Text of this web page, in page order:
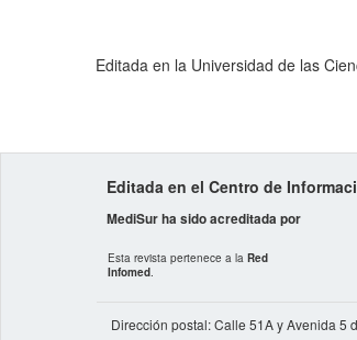
Editada en la Universidad de las
Editada en el Centro de
MediSur ha sido acreditada por
Esta revista pertenece a la Red
Infomed.
Dirección postal: Calle 51A y Avenida 5